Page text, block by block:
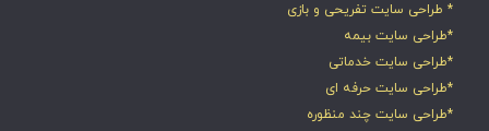
* طراحی سایت تفریحی و بازی
*طراحی سایت بیمه
*طراحی سایت خدماتی
*طراحی سایت حرفه ای
*طراحی سایت چند منظوره